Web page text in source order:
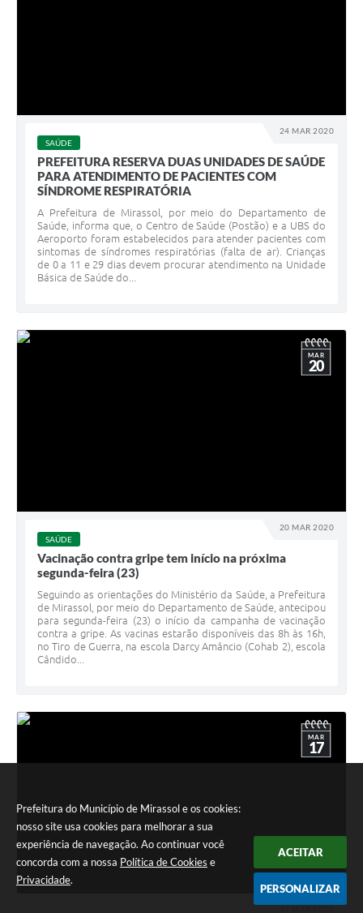
Prefeitura do Município de Mirassol e os cookies:
nosso site usa cookies para melhorar a sua
experiência de navegação. Ao continuar você
concorda com a nossa Política de Cookies e
Privacidade.
ACEITAR
PERSONALIZAR
24 MAR 2020
SAÚDE
PREFEITURA RESERVA DUAS UNIDADES DE SAÚDE
PARA ATENDIMENTO DE PACIENTES COM
SÍNDROME RESPIRATÓRIA
A Prefeitura de Mirassol, por meio do Departamento de
Saúde, informa que, o Centro de Saúde (Postão) e a UBS do
Aeroporto foram estabelecidos para atender pacientes com
sintomas de síndromes respiratórias (falta de ar). Crianças
de 0 a 11 e 29 dias devem procurar atendimento na Unidade
Básica de Saúde do...
20 MAR 2020
MAR
20
SAÚDE
Vacinação contra gripe tem início na próxima
segunda-feira (23)
Seguindo as orientações do Ministério da Saúde, a Prefeitura
de Mirassol, por meio do Departamento de Saúde, antecipou
para segunda-feira (23) o início da campanha de vacinação
contra a gripe. As vacinas estarão disponíveis das 8h às 16h,
no Tiro de Guerra, na escola Darcy Amâncio (Cohab 2), escola
Cândido...
MAR
17